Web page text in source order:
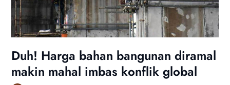
Duh! Harga bahan bangunan diramal
makin mahal imbas konflik global